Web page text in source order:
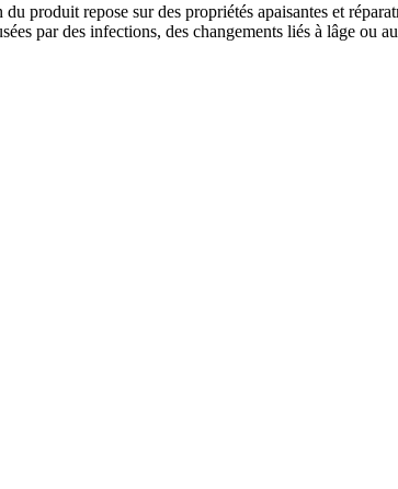
produit repose sur des propriétés apaisantes et
par des infections, des changements liés à lâge ou au